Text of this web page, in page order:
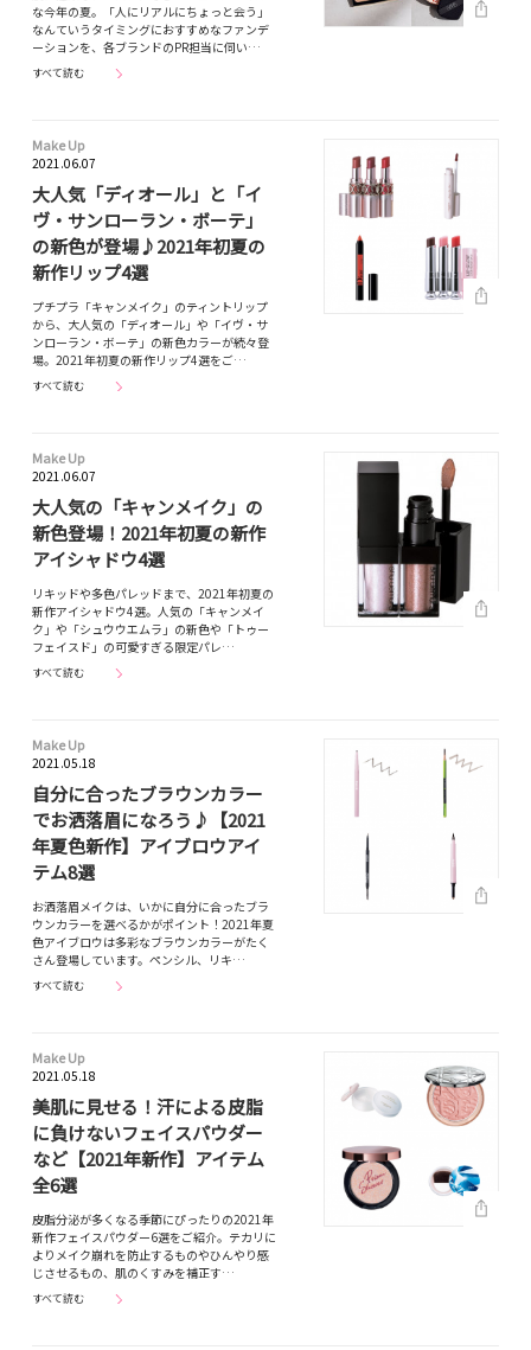
な今年の夏。「人にリアルにちょっと会う」
なんていうタイミングにおすすめなファンデ
ーションを、各ブランドのPR担当に伺い…
すべて読む
Make Up
2021.06.07
大人気「ディオール」と「イ
ヴ・サンローラン・ボーテ」
の新色が登場♪2021年初夏の
新作リップ4選
プチプラ「キャンメイク」のティントリップ
から、大人気の「ディオール」や「イヴ・サ
ンローラン・ボーテ」の新色カラーが続々登
場。2021年初夏の新作リップ4選をご…
すべて読む
Make Up
2021.06.07
大人気の「キャンメイク」の
新色登場！2021年初夏の新作
アイシャドウ4選
リキッドや多色パレッドまで、2021年初夏の
新作アイシャドウ4選。人気の「キャンメイ
ク」や「シュウウエムラ」の新色や「トゥー
フェイスド」の可愛すぎる限定パレ…
すべて読む
Make Up
2021.05.18
自分に合ったブラウンカラー
でお洒落眉になろう♪【2021
年夏色新作】アイブロウアイ
テム8選
お洒落眉メイクは、いかに自分に合ったブラ
ウンカラーを選べるかがポイント！2021年夏
色アイブロウは多彩なブラウンカラーがたく
さん登場しています。ペンシル、リキ…
すべて読む
Make Up
2021.05.18
美肌に見せる！汗による皮脂
に負けないフェイスパウダー
など【2021年新作】アイテム
全6選
皮脂分泌が多くなる季節にぴったりの2021年
新作フェイスパウダー6選をご紹介。テカリに
よりメイク崩れを防止するものやひんやり感
じさせるもの、肌のくすみを補正す…
すべて読む